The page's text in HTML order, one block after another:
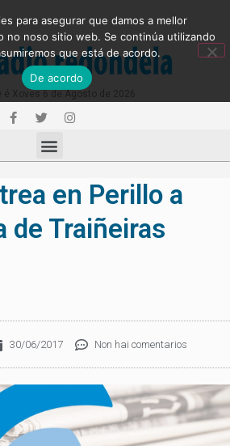
en Perillo a
de Traiñeiras
30/06/2017 Non hai comentarios
para asegurar que damos a mellor
no noso sitio web. Se continúa utilizando
que está de acordo.
De acordo